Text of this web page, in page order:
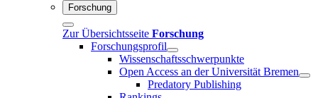
Forschung
Zur Übersichtsseite Forschung
Forschungsprofil
Wissenschaftsschwerpunkte
Open Access an der Universität Bremen
Predatory Publishing